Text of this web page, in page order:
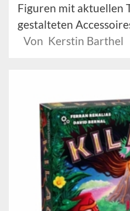
Figuren mit aktuellen
gestalteten
Von Kerstin Barthel